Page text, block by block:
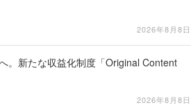
2026年8月8日
。新たな収益化制度「Original Content
2026年8月8日